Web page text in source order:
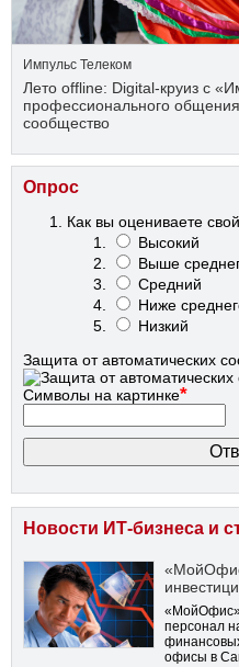
Импульс Телеком
Лето offline: Digital-круиз с
профессионального
сообщество
Опрос
Как вы оцениваете
Высокий
Выше
Средний
Ниже
Низкий
Защита от автоматических
Символы на картинке*
Новости ИТ-бизнеса и
«МойОфис»
персонал
офисы в